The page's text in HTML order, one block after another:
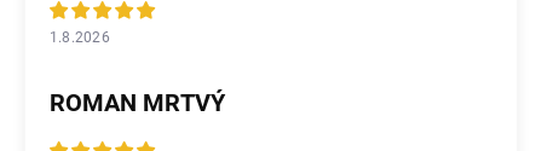
1.8.2026
ROMAN MRTVÝ